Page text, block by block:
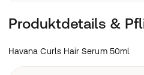
Produktdetails &
Havana Curls Hair Serum 50ml